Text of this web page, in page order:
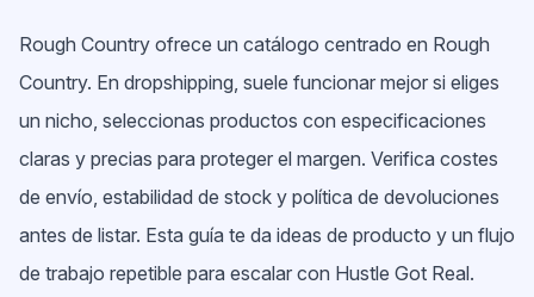
Rough Country ofrece un catálogo centrado en Rough
Country. En dropshipping, suele funcionar mejor si eliges
un nicho, seleccionas productos con especificaciones
claras y precias para proteger el margen. Verifica costes
de envío, estabilidad de stock y política de devoluciones
antes de listar. Esta guía te da ideas de producto y un flujo
de trabajo repetible para escalar con Hustle Got Real.